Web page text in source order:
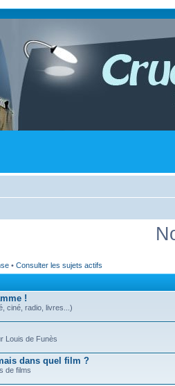
• Consulter les sujets actifs
!
ciné, radio, livres...)
Louis de Funès
dans quel film ?
de films